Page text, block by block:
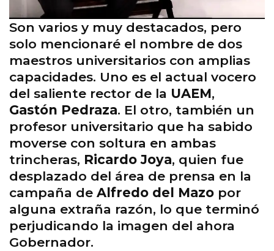
Son varios y muy destacados, pero
solo mencionaré el nombre de dos
maestros universitarios con amplias
capacidades. Uno es el actual vocero
del saliente rector de la UAEM,
Gastón Pedraza. El otro, también un
profesor universitario que ha sabido
moverse con soltura en ambas
trincheras, Ricardo Joya, quien fue
desplazado del área de prensa en la
campaña de Alfredo del Mazo por
alguna extraña razón, lo que terminó
perjudicando la imagen del ahora
Gobernador.